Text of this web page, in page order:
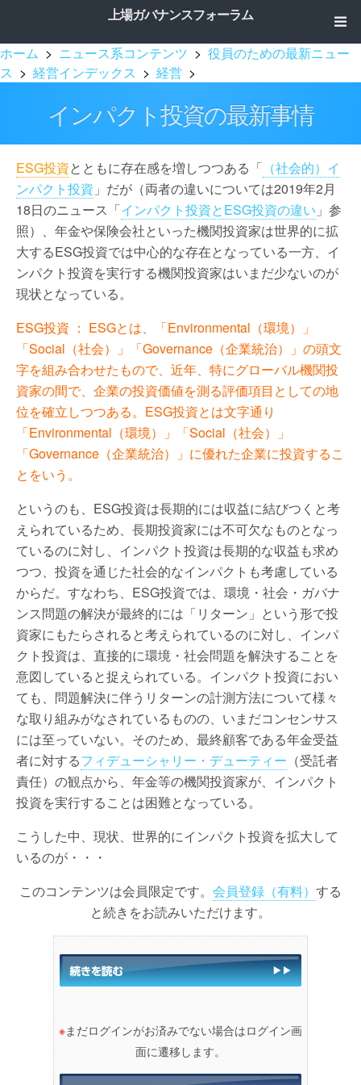
上場ガバナンスフォーラム
ホーム > ニュース系コンテンツ > 役員のための最新ニュー
ス > 経営インデックス > 経営 >
インパクト投資の最新事情
ESG投資とともに存在感を増しつつある「 （社会的）イ
ンパクト投資 」だが（両者の違いについては2019年2月
18日のニュース「インパクト投資とESG投資の違い 」参
照）、年金や保険会社といった機関投資家は世界的に拡
大するESG投資では中心的な存在となっている一方、イ
ンパクト投資を実行する機関投資家はいまだ少ないのが
現状となっている。
ESG投資 ： ESGとは、「Environmental（環境）」
「Social（社会）」「Governance（企業統治）」の頭文
字を組み合わせたもので、近年、特にグローバル機関投
資家の間で、企業の投資価値を測る評価項目としての地
位を確立しつつある。ESG投資とは文字通り
「Environmental（環境）」「Social（社会）」
「Governance（企業統治）」に優れた企業に投資するこ
とをいう。
というのも、ESG投資は長期的には収益に結びつくと考
えられているため、長期投資家には不可欠なものとなっ
ているのに対し、インパクト投資は長期的な収益も求め
つつ、投資を通じた社会的なインパクトも考慮している
からだ。すなわち、ESG投資では、環境・社会・ガバナ
ンス問題の解決が最終的には「リターン」という形で投
資家にもたらされると考えられているのに対し、インパ
クト投資は、直接的に環境・社会問題を解決することを
意図していると捉えられている。インパクト投資におい
ても、問題解決に伴うリターンの計測方法について様々
な取り組みがなされているものの、いまだコンセンサス
には至っていない。そのため、最終顧客である年金受益
者に対するフィデューシャリー・デューティー （受託者
責任）の観点から、年金等の機関投資家が、インパクト
投資を実行することは困難となっている。
こうした中、現状、世界的にインパクト投資を拡大して
いるのが・・・
このコンテンツは会員限定です。 会員登録（有料） する
と続きをお読みいただけます。
※まだログインがお済みでない場合はログイン画
面に遷移します。